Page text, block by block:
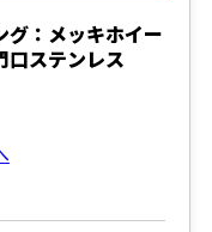
グ：メッキホイー
口ステンレス